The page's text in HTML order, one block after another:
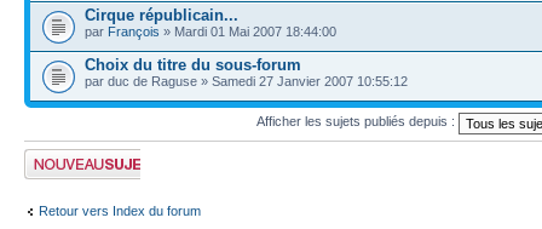
Cirque républicain...
par François » Mardi 01 Mai 2007 18:44:00
Choix du titre du sous-forum
par duc de Raguse » Samedi 27 Janvier 2007 10:55:12
Afficher les sujets publiés depuis :
Publier un nouveau
sujet
Retour vers Index du forum